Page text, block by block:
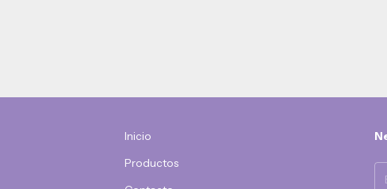
Inicio
Productos